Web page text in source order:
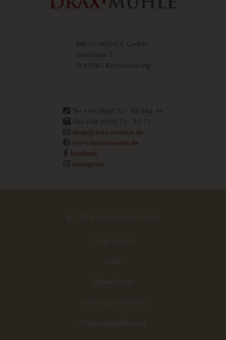
DRAX-MÜHLE GmbH
Hochhaus 5
D-83562 Rechtmehring
Tel +49 (0)80 72 - 95 888 44
Fax +49 (0)80 72 - 82 71
shop@drax-muehle.de
www.drax-muehle.de
facebook
Instagram